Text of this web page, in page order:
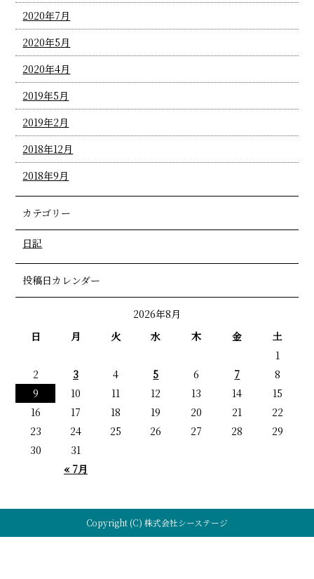
2020年7月
2020年5月
2020年4月
2019年5月
2019年2月
2018年12月
2018年9月
カテゴリー
日記
投稿日カレンダー
2026年8月
日
月 火 水 木 金 土
« 7月
1
2
3 4 5 6 7
8
9
10 11 12 13 14
15
16
17 18 19 20 21
22
23
24 25 26 27 28
29
30
31
Copyright (C) 株式会社シーステージ